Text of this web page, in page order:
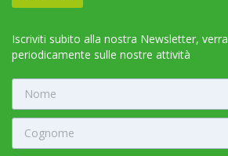
Iscriviti subito alla nostra Newsletter,
periodicamente sulle nostre attività